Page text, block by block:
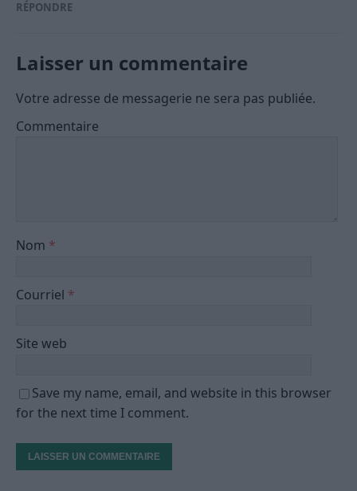
RÉPONDRE
Laisser un commentaire
Votre adresse de messagerie ne sera pas publiée.
Commentaire
Nom *
Courriel *
Site web
Save my name, email, and website in this browser
for the next time I comment.